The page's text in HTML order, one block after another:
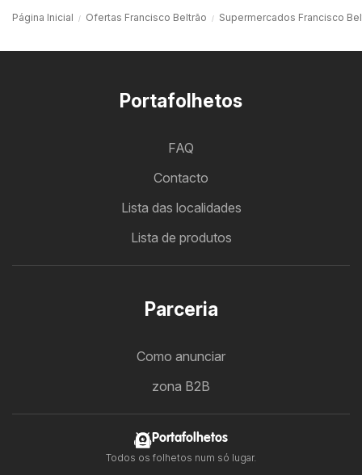
Página Inicial Ofertas Francisco Beltrão Supermercados Francisco
Portafolhetos
FAQ
Contacto
Lista das localidades
Lista de produtos
Parceria
Como anunciar
zona B2B
Portafolhetos
Todos os folhetos num só lugar.